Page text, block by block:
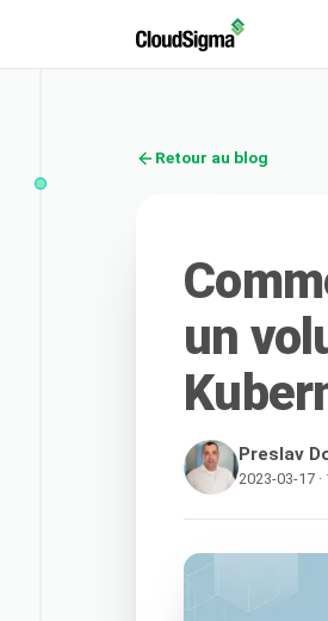
Retour au blog
un
Preslav
2023-03-17